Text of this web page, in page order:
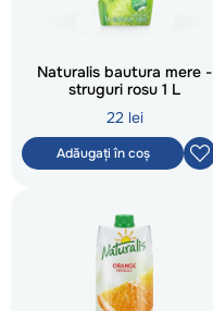
Naturalis bautura mere -
struguri rosu 1 L
22 lei
Adăugați în coș